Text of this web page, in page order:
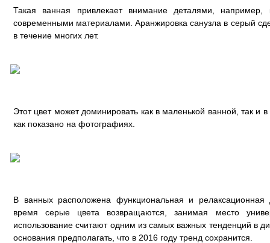
Такая ванная привлекает внимание деталями, например,
современными материалами. Аранжировка санузла в серый
в течение многих лет.
Этот цвет может доминировать как в маленькой ванной, так
как показано на фотографиях.
В ванных расположена функциональная и
время серые цвета возвращаются, занимая место
использование считают одним из самых важных тенденций в
основания предполагать, что в 2016 году тренд сохранится.